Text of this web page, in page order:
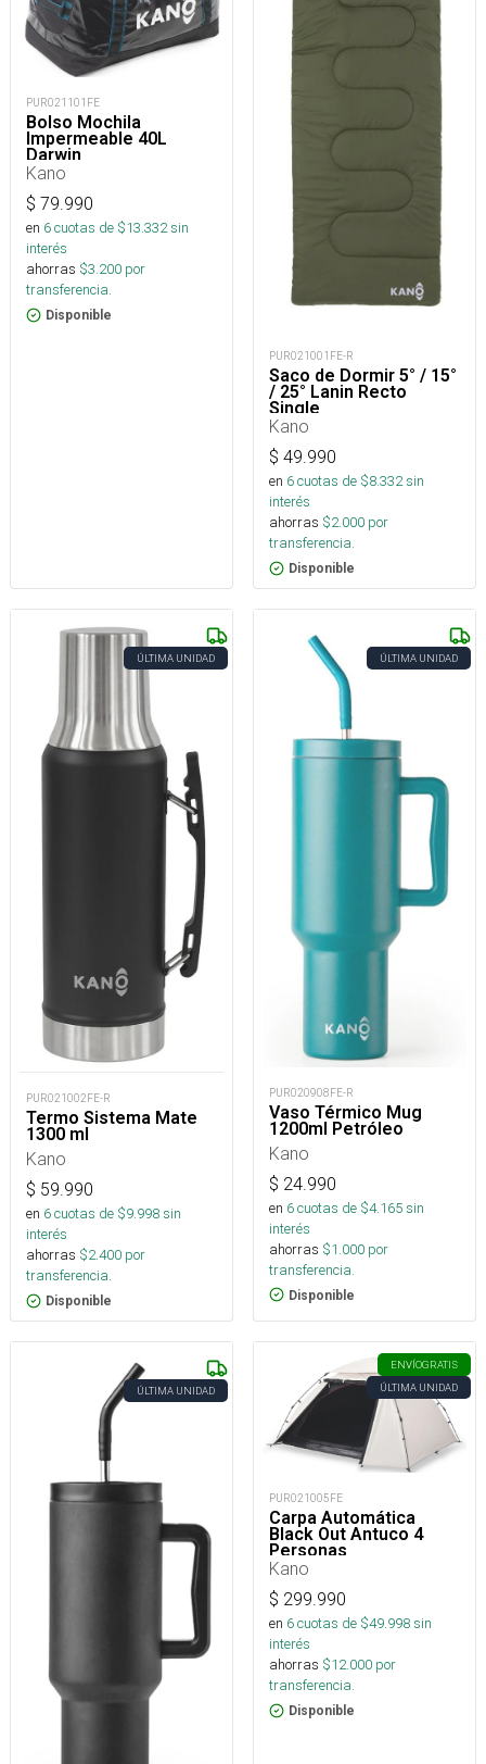
PUR021101FE
Bolso Mochila
Impermeable 40L
Darwin
Kano
$ 79.990
en 6cuotas de $13.332sin
interés
ahorras $3.200 por
transferencia.
Disponible
PUR021001FE-R
Saco de Dormir 5° / 15°
/ 25° Lanin Recto
Single
Kano
$ 49.990
en 6cuotas de $8.332sin
interés
ahorras $2.000 por
transferencia.
Disponible
ÚLTIMA UNIDAD
PUR021002FE-R
Termo Sistema Mate
1300 ml
Kano
$ 59.990
en 6cuotas de $9.998sin
interés
ahorras $2.400 por
transferencia.
Disponible
ÚLTIMA UNIDAD
PUR020908FE-R
Vaso Térmico Mug
1200ml Petróleo
Kano
$ 24.990
en 6cuotas de $4.165sin
interés
ahorras $1.000 por
transferencia.
Disponible
ÚLTIMA UNIDAD
ENVÍOGRATIS
ÚLTIMA UNIDAD
PUR021005FE
Carpa Automática
Black Out Antuco 4
Personas
Kano
$ 299.990
en 6cuotas de $49.998sin
interés
ahorras $12.000 por
transferencia.
Disponible